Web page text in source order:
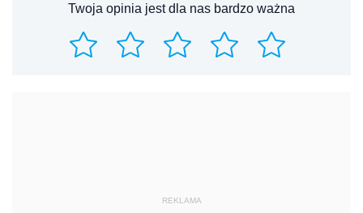
Twoja opinia jest dla nas bardzo ważna
REKLAMA